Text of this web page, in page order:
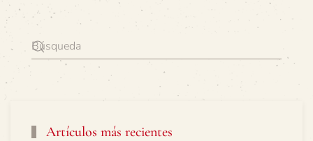
Artículos más recientes